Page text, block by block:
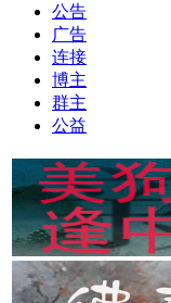
公告
广告
连接
博主
群主
公益